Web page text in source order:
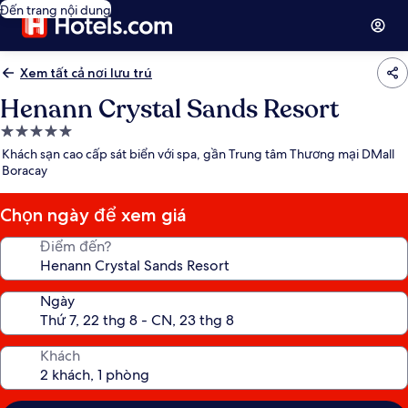
Đến trang nội dung
Xem tất cả nơi lưu trú
Henann Crystal Sands Resort
Nơi
lưu
trú
5.0
sao
Khách sạn cao cấp sát biển với spa, gần Trung tâm Thương mại DMall
Boracay
Chọn ngày để xem giá
Điểm đến?
Ngày
Khách